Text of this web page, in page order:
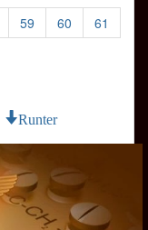
59 60
61
Runter